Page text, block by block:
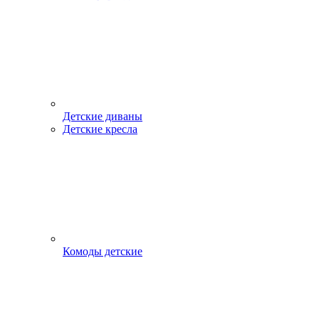
Детские диваны
Детские кресла
Комоды детские